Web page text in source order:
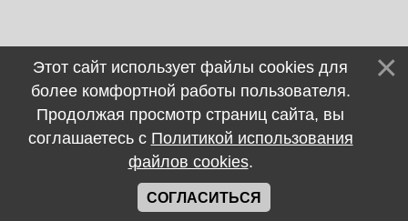
Этот сайт использует файлы cookies для
более комфортной работы пользователя.
Продолжая просмотр страниц сайта, вы
соглашаетесь с Политикой использования
файлов cookies.
СОГЛАСИТЬСЯ